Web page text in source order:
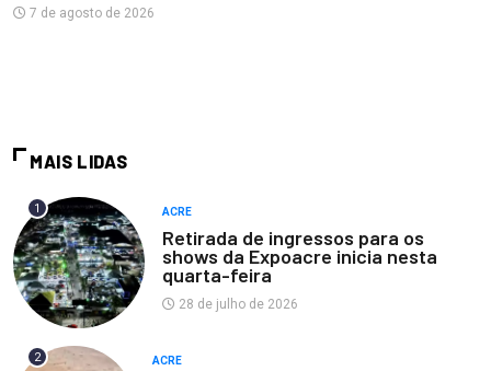
7 de agosto de 2026
MAIS LIDAS
1 ACRE
Retirada de ingressos para os
shows da Expoacre inicia nesta
quarta-feira
28 de julho de 2026
2 ACRE